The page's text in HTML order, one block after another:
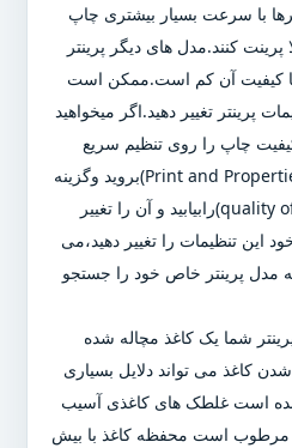
با سرعت بسیار بیشتری چاپ
کنند.مدل های دیگر پرینتر
کیفیت آن کم است.ممکن است
پرینتر تغییر دهید.اگر میخواهید
چاپ را روی تنظیم سریع
تنظیم کنید.به چاپ و تنظیمات(Print and Properties)بروید وگزینه
کیفیت کار چاپ(quality of the print job)رابیابید و آن را تغییر
این تنظیمات را تغییر دهید،می
مدل پرینتر خاص خود را جستجو
شما یک کاغذ مچاله شده
شدن کاغذ می تواند دلایل بسیاری
شده است غلطک های کاغذی آسیب
مرطوب است محفظه کاغذ با بیش